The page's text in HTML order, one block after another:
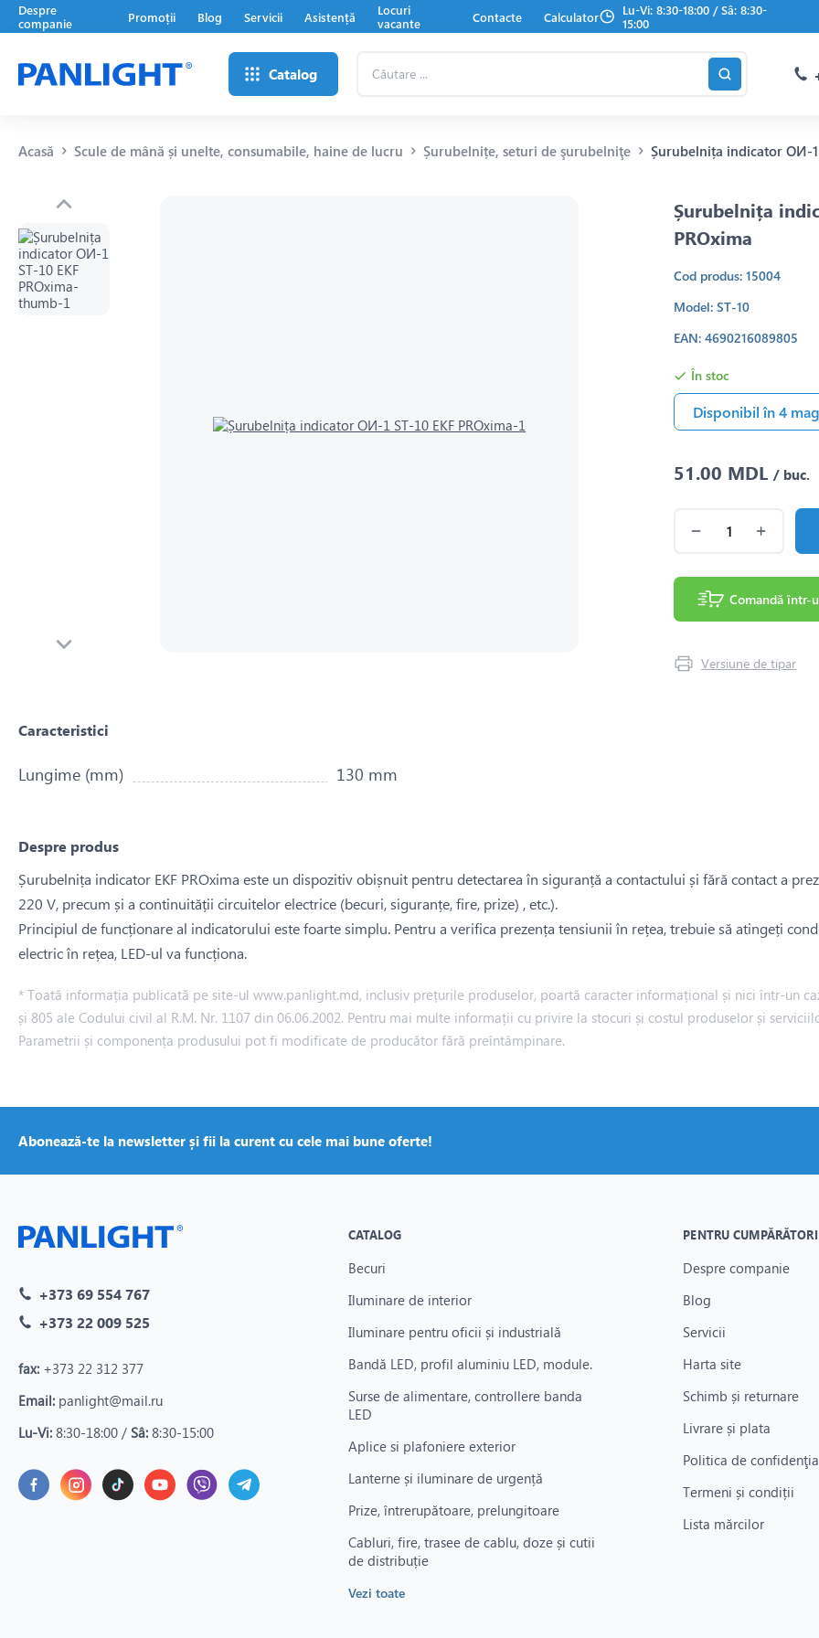
Despre
companie
Promoții Blog Servicii Asistență
Locuri
vacante
Contacte Calculator
Lu-Vi: 8:30-18:00 / Sâ: 8:30-
15:00
Catalog
Acasă Scule de mână și unelte, consumabile, haine de lucru Șurubelnițe, seturi de şurubelniţe Șurubelnița indicator ОИ-1
Șurubelnița
PROxima
Cod produs: 15004
Model: ST-10
EAN: 4690216089805
În stoc
Disponibil în 4
51.00 MDL/ buc.
Comandă într-
Versiune de tipar
Caracteristici
Lungime (mm) 130 mm
Despre produs
Șurubelnița indicator EKF PROxima este un dispozitiv obișnuit pentru detectarea în siguranță a contactului și fără contact a
220 V, precum și a continuității circuitelor electrice (becuri, siguranțe, fire, prize) , etc.).
Principiul de funcționare al indicatorului este foarte simplu. Pentru a verifica prezența tensiunii în rețea, trebuie să atingeți
electric în rețea, LED-ul va funcționa.
* Toată informația publicată pe site-ul www.panlight.md, inclusiv prețurile produselor, poartă caracter informațional și nici într-un
și 805 ale Codului civil al R.M. Nr. 1107 din 06.06.2002. Pentru mai multe informații cu privire la stocuri și costul produselor și
Parametrii și componența produsului pot fi modificate de producător fără preîntâmpinare.
Abonează-te la newsletter și fii la curent cu cele mai bune oferte!
+373 69 554 767
+373 22 009 525
fax: +373 22 312 377
Email: panlight@mail.ru
Lu-Vi: 8:30-18:00 / Sâ: 8:30-15:00
CATALOG
Becuri
Iluminare de interior
Iluminare pentru oficii și industrială
Bandă LED, profil aluminiu LED, module.
Surse de alimentare, controllere banda
LED
Aplice si plafoniere exterior
Lanterne și iluminare de urgență
Prize, întrerupătoare, prelungitoare
Cabluri, fire, trasee de cablu, doze și cutii
de distribuție
Vezi toate
PENTRU CUMPĂRĂTORI
Despre companie
Blog
Servicii
Harta site
Schimb și returnare
Livrare și plata
Politica de
Termeni și condiții
Lista mărcilor